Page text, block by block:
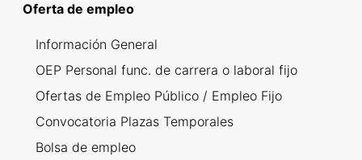
Oferta de empleo
Información General
OEP Personal func. de carrera o laboral fijo
Ofertas de Empleo Público / Empleo Fijo
Convocatoria Plazas Temporales
Bolsa de empleo